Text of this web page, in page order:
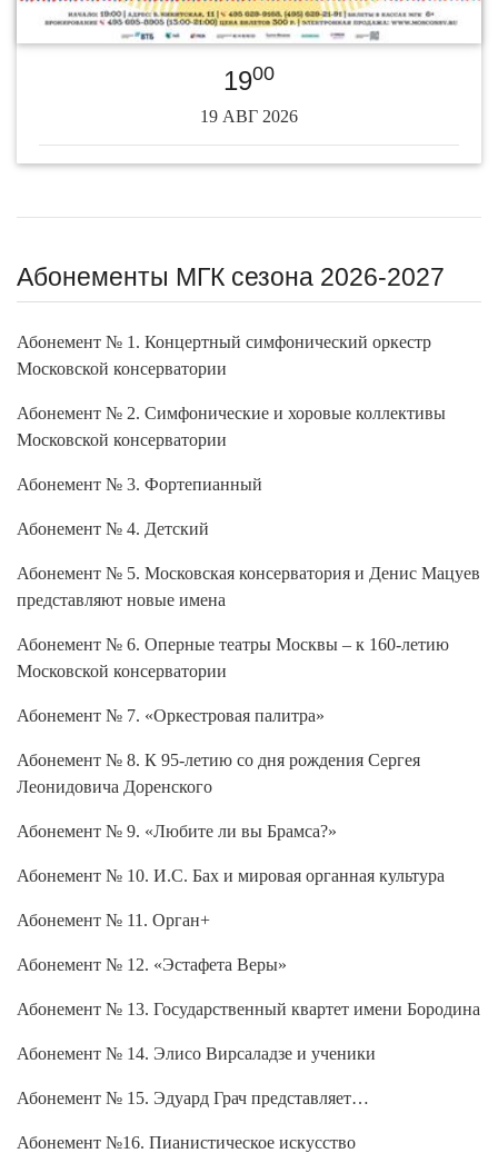
1900
19 АВГ 2026
Абонементы МГК сезона 2026-2027
Абонемент № 1. Концертный симфонический оркестр
Московской консерватории
Абонемент № 2. Симфонические и хоровые коллективы
Московской консерватории
Абонемент № 3. Фортепианный
Абонемент № 4. Детский
Абонемент № 5. Московская консерватория и Денис Мацуев
представляют новые имена
Абонемент № 6. Оперные театры Москвы – к 160-летию
Московской консерватории
Абонемент № 7. «Оркестровая палитра»
Абонемент № 8. К 95-летию со дня рождения Сергея
Леонидовича Доренского
Абонемент № 9. «Любите ли вы Брамса?»
Абонемент № 10. И.С. Бах и мировая органная культура
Абонемент № 11. Орган+
Абонемент № 12. «Эстафета Веры»
Абонемент № 13. Государственный квартет имени Бородина
Абонемент № 14. Элисо Вирсаладзе и ученики
Абонемент № 15. Эдуард Грач представляет…
Абонемент №16. Пианистическое искусство